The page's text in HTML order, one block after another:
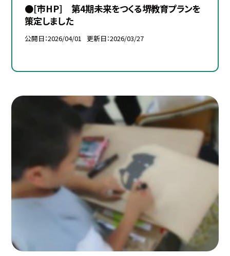
●[市HP] 第4期未来をつくる堺教育プランを
策定しました
公開日 2026/04/01 更新日 2026/03/27